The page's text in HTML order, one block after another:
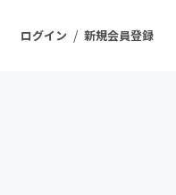
ログイン / 新規会員登録